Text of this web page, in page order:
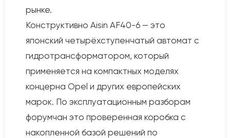
рынке.
Конструктивно Aisin AF40-6 — это
японский четырёхступенчатый автомат с
гидротрансформатором, который
применяется на компактных моделях
концерна Opel и других европейских
марок. По эксплуатационным разборам
форумчан это проверенная коробка с
накопленной базой решений по